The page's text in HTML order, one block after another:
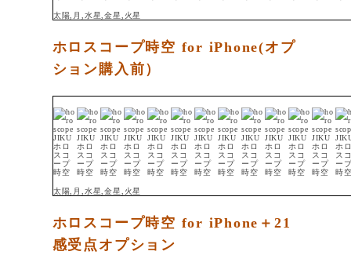
太陽,月,水星,金星,火星
ホロスコープ時空 for iPhone(オプ
ション購入前）
太陽,月,水星,金星,火星
ホロスコープ時空 for iPhone＋21
感受点オプション